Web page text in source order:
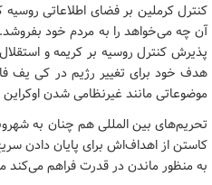
کنترل کرملین بر فضای اطلاعاتی
آن چه می‌خواهد را به مردم خود
پذیرش کنترل روسیه بر کریمه و
هدف خود برای تغییر رژیم در کی یف
موضوعاتی مانند غیرنظامی شدن
تحریم‌های بین المللی هم چنان به
کاستن از اهداف‌اش برای پایان دادن
به منظور ماندن در قدرت فراهم